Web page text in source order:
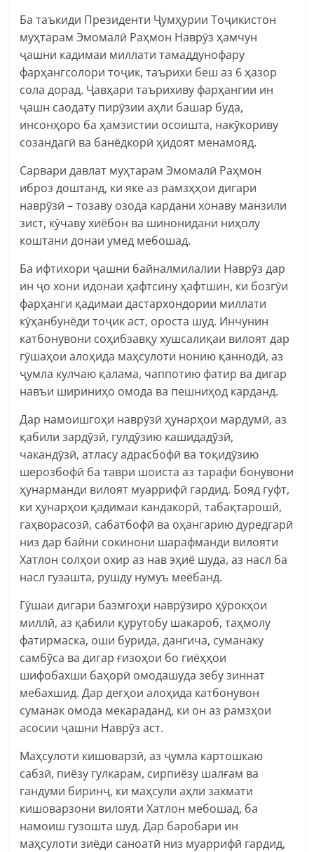
Ба таъкиди Президенти Ҷумҳурии Тоҷикистон
муҳтарам Эмомалӣ Раҳмон Наврӯз ҳамчун
ҷашни кадимаи миллати тамаддунофару
фарҳангсолори тоҷик, таърихи беш аз 6 ҳазор
сола дорад. Ҷавҳари таърихиву фарҳангии ин
ҷашн саодату пирӯзии аҳли башар буда,
инсонҳоро ба ҳамзистии осоишта, накӯкориву
созандагӣ ва банёдкорӣ ҳидоят менамояд.
Сарвари давлат муҳтарам Эмомалӣ Раҳмон
иброз доштанд, ки яке аз рамзҳҳои дигари
наврӯзӣ – тозаву озода кардани хонаву манзили
зист, кӯчаву хиёбон ва шинонидани ниҳолу
коштани донаи умед мебошад.
Ба ифтихори ҷашни байналмилалии Наврӯз дар
ин ҷо хони идонаи ҳафтсину ҳафтшин, ки бозгӯи
фарҳанги қадимаи дастархондории миллати
кӯҳанбунёди тоҷик аст, ороста шуд. Инчунин
катбонувони соҳибзавқу хушсалиқаи вилоят дар
гӯшаҳои алоҳида маҳсулоти нонию қаннодӣ, аз
ҷумла кулчаю қалама, чаппотию фатир ва дигар
навъи шириниҳо омода ва пешниҳод карданд.
Дар намоишгоҳи наврӯзӣ ҳунарҳои мардумӣ, аз
қабили зардӯзӣ, гулдӯзию кашидадӯзӣ,
чакандӯзӣ, атласу адрасбофӣ ва тоқидӯзию
шерозбофӣ ба таври шоиста аз тарафи бонувони
ҳунарманди вилоят муаррифӣ гардид. Бояд гуфт,
ки ҳунарҳои қадимаи кандакорӣ, табақтарошӣ,
гаҳворасозӣ, сабатбофӣ ва оҳангарию дуредгарӣ
низ дар байни сокинони шарафманди вилояти
Хатлон солҳои охир аз нав эҳиё шуда, аз насл ба
насл гузашта, рушду нумуъ меёбанд.
Гӯшаи дигари базмгоҳи наврӯзиро ҳӯрокҳои
миллӣ, аз қабили қурутобу шакароб, таҳмолу
фатирмаска, оши бурида, дангича, суманаку
самбӯса ва дигар ғизоҳои бо гиёҳҳои
шифобахши баҳорӣ омодашуда зебу зиннат
мебахшид. Дар дегҳои алоҳида катбонувон
суманак омода мекараданд, ки он аз рамзҳои
асосии ҷашни Наврӯз аст.
Маҳсулоти кишоварзӣ, аз ҷумла картошкаю
сабзӣ, пиёзу гулкарам, сирпиёзу шалғам ва
гандуми биринҷ, ки маҳсули аҳли захмати
кишоварзони вилояти Хатлон мебошад, ба
намоиш гузошта шуд. Дар баробари ин
маҳсулоти зиёди саноатӣ низ муаррифӣ гардид,